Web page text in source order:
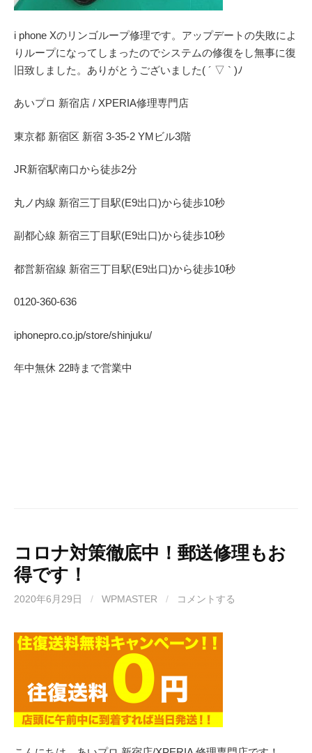
i phone Xのリンゴループ修理です。アップデートの失敗によ
りループになってしまったのでシステムの修復をし無事に復
旧致しました。ありがとうございました( ´ ▽ ` )ﾉ
あいプロ 新宿店 / XPERIA修理専門店
東京都 新宿区 新宿 3-35-2 YMビル3階
JR新宿駅南口から徒歩2分
丸ノ内線 新宿三丁目駅(E9出口)から徒歩10秒
副都心線 新宿三丁目駅(E9出口)から徒歩10秒
都営新宿線 新宿三丁目駅(E9出口)から徒歩10秒
0120-360-636
iphonepro.co.jp/store/shinjuku/
年中無休 22時まで営業中
コロナ対策徹底中！郵送修理もお
得です！
2020年6月29日 / WPMASTER / コメントする